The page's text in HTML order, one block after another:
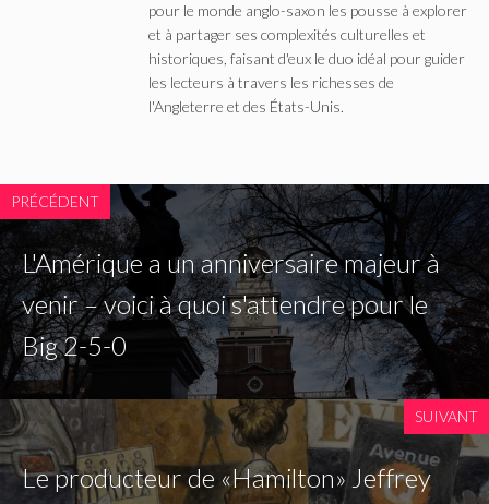
pour le monde anglo-saxon les pousse à explorer
et à partager ses complexités culturelles et
historiques, faisant d'eux le duo idéal pour guider
les lecteurs à travers les richesses de
l'Angleterre et des États-Unis.
PRÉCÉDENT
L'Amérique a un anniversaire majeur à
venir – voici à quoi s'attendre pour le
Big 2-5-0
SUIVANT
Le producteur de «Hamilton» Jeffrey